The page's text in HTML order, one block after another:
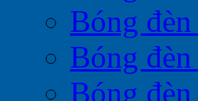
Bóng
Bóng
Bóng